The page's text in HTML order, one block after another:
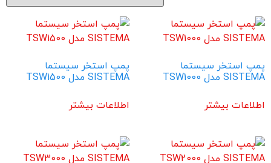
پمپ استخر سیستما
SISTEMA مدل TSW1000
اطلاعات بیشتر
پمپ استخر سیستما
SISTEMA مدل TSW1500
اطلاعات بیشتر